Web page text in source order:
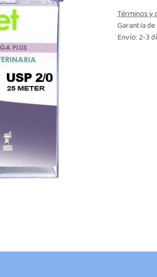
Términos y
Garantía
Envío: 2-3